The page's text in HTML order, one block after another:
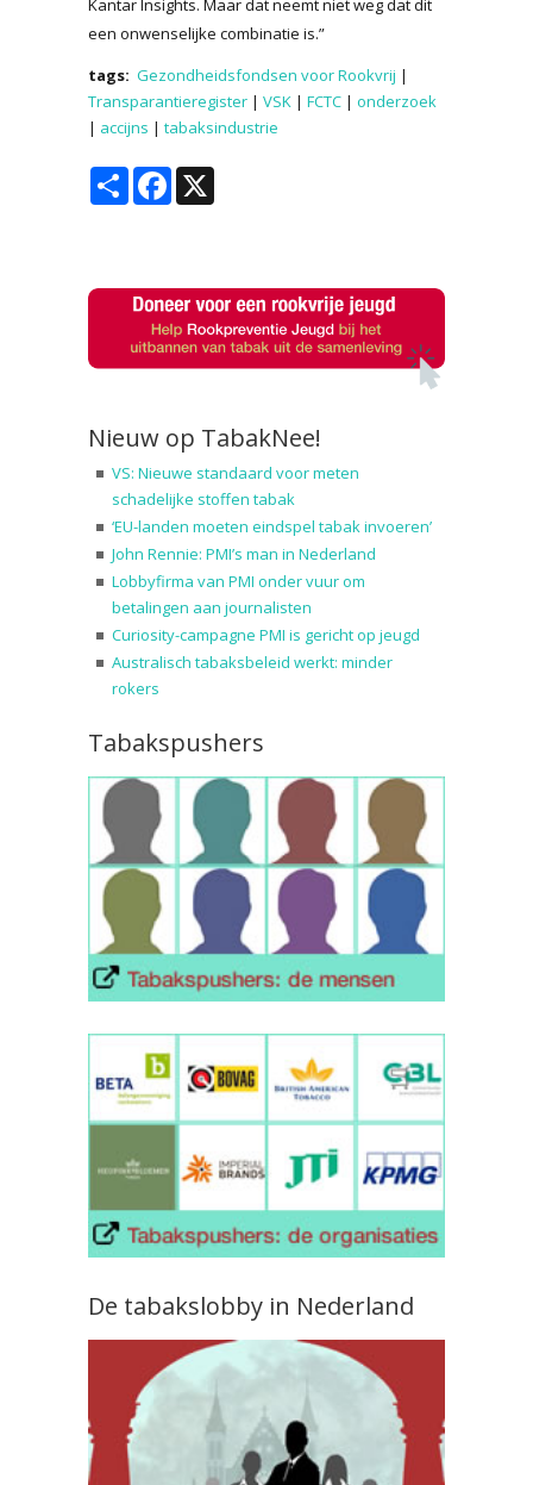
Kantar Insights. Maar dat neemt niet weg dat dit
een onwenselijke combinatie is.”
tags: Gezondheidsfondsen voor Rookvrij |
Transparantieregister | VSK | FCTC | onderzoek
| accijns | tabaksindustrie
Share Facebook
Nieuw op TabakNee!
VS: Nieuwe standaard voor meten
schadelijke stoffen tabak
‘EU-landen moeten eindspel tabak invoeren’
John Rennie: PMI’s man in Nederland
Lobbyfirma van PMI onder vuur om
betalingen aan journalisten
Curiosity-campagne PMI is gericht op jeugd
Australisch tabaksbeleid werkt: minder
rokers
Tabakspushers
De tabakslobby in Nederland